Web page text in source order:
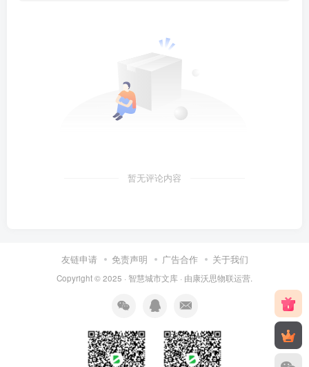
暂无评论内容
友链申请 免责声明 广告合作 关于我们
Copyright © 2025 · 智慧城市文库 · 由康沃思物联运营.